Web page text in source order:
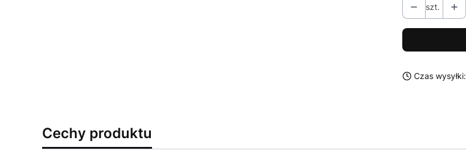
szt.
Czas wysyłki:
Cechy produktu